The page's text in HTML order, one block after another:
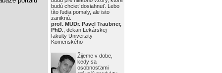
budú chcieť dosiahnuť. Lebo
títo ľudia pomaly, ale isto
zaniknú.
prof. MUDr. Pavel Traubner,
PhD. , dekan Lekárskej
fakulty Univerzity
Komenského
Žijeme v dobe,
kedy sa
osobnosťami